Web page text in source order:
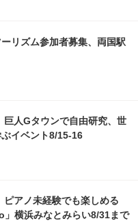
リズム参加者募集、両国駅
巨人Gタウンで自由研究、世
イベント8/15-16
ピアノ未経験でも楽しめる
」横浜みなとみらい8/31まで